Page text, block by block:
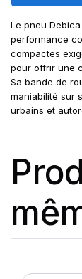
Le pneu
performance
compactes
pour offrir une
Sa bande de
maniabilité sur
urbains et